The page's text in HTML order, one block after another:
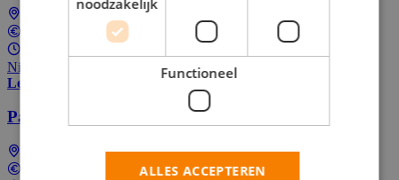
In overeenstemming
Nieuw! Solliciteer als één van de eersten
Lees meer
Parttime Koerier
noodzakelijk
Functioneel
ALLES ACCEPTEREN